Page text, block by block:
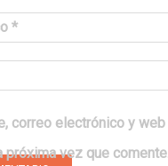
*
correo electrónico y
próxima vez que